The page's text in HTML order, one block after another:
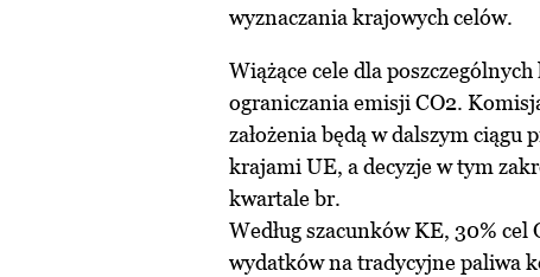
wyznaczania krajowych celów.
Wiążące cele dla
ograniczania emisji CO2.
założenia będą w dalszym
krajami UE, a decyzje w tym
kwartale br.
Według szacunków KE, 30%
wydatków na tradycyjne paliwa